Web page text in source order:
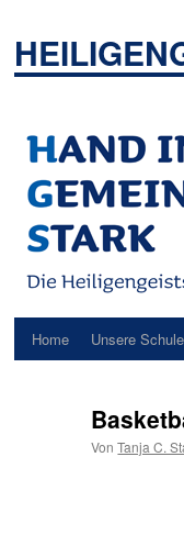
springen
Home Unsere Schule
Von Tanja C.